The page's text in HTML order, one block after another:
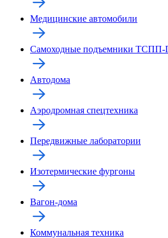
Медицинские автомобили
Самоходные подъемники
Автодома
Аэродромная спецтехника
Передвижные лаборатории
Изотермические фургоны
Вагон-дома
Коммунальная техника